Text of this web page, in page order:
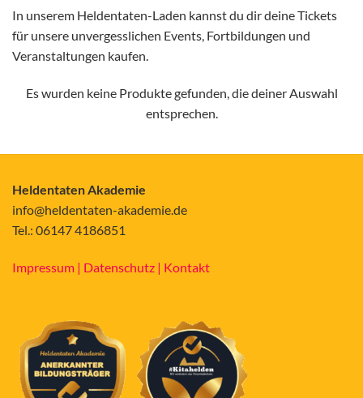
In unserem Heldentaten-Laden kannst du dir deine Tickets
für unsere unvergesslichen Events, Fortbildungen und
Veranstaltungen kaufen.
Es wurden keine Produkte gefunden, die deiner Auswahl
entsprechen.
Heldentaten Akademie
info@heldentaten-akademie.de
Tel.: 06147 4186851
Impressum | Datenschutz | Kontakt